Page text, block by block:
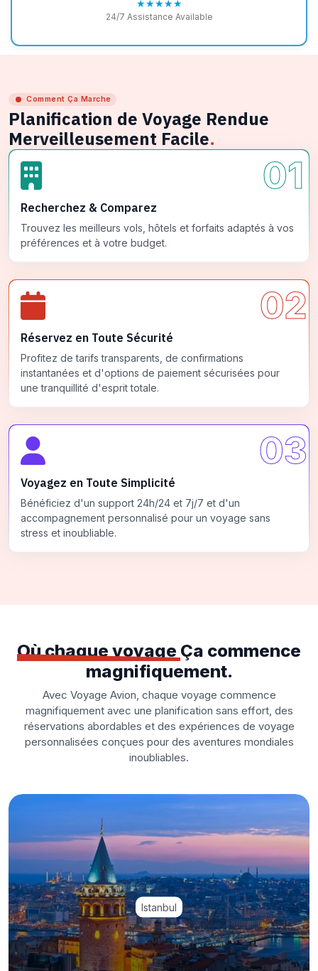
★★★★★
24/7 Assistance Available
Comment Ça Marche
Planification de Voyage Rendue
Merveilleusement Facile.
01
Recherchez & Comparez
Trouvez les meilleurs vols, hôtels et forfaits adaptés à vos
préférences et à votre budget.
02
Réservez en Toute Sécurité
Profitez de tarifs transparents, de confirmations
instantanées et d'options de paiement sécurisées pour
une tranquillité d'esprit totale.
03
Voyagez en Toute Simplicité
Bénéficiez d'un support 24h/24 et 7j/7 et d'un
accompagnement personnalisé pour un voyage sans
stress et inoubliable.
Où chaque voyage Ça commence
magnifiquement.
Avec Voyage Avion, chaque voyage commence
magnifiquement avec une planification sans effort, des
réservations abordables et des expériences de voyage
personnalisées conçues pour des aventures mondiales
inoubliables.
Istanbul